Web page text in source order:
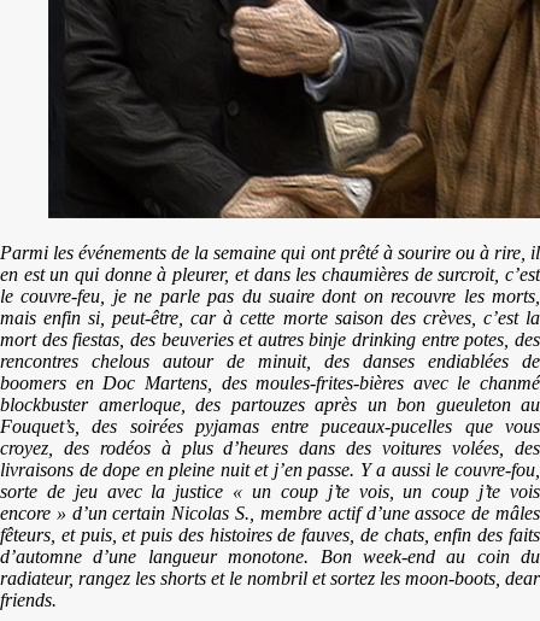
Parmi les événements de la semaine qui ont prêté à sourire ou à rire, il
en est un qui donne à pleurer, et dans les chaumières de surcroit, c’est
le couvre-feu, je ne parle pas du suaire dont on recouvre les morts,
mais enfin si, peut-être, car à cette morte saison des crèves, c’est la
mort des fiestas, des beuveries et autres binje drinking entre potes, des
rencontres chelous autour de minuit, des danses endiablées de
boomers en Doc Martens, des moules-frites-bières avec le chanmé
blockbuster amerloque, des partouzes après un bon gueuleton au
Fouquet’s, des soirées pyjamas entre puceaux-pucelles que vous
croyez, des rodéos à plus d’heures dans des voitures volées, des
livraisons de dope en pleine nuit et j’en passe. Y a aussi le couvre-fou,
sorte de jeu avec la justice « un coup j’te vois, un coup j’te vois
encore » d’un certain Nicolas S., membre actif d’une assoce de mâles
fêteurs, et puis, et puis des histoires de fauves, de chats, enfin des faits
d’automne d’une langueur monotone. Bon week-end au coin du
radiateur, rangez les shorts et le nombril et sortez les moon-boots, dear
friends.